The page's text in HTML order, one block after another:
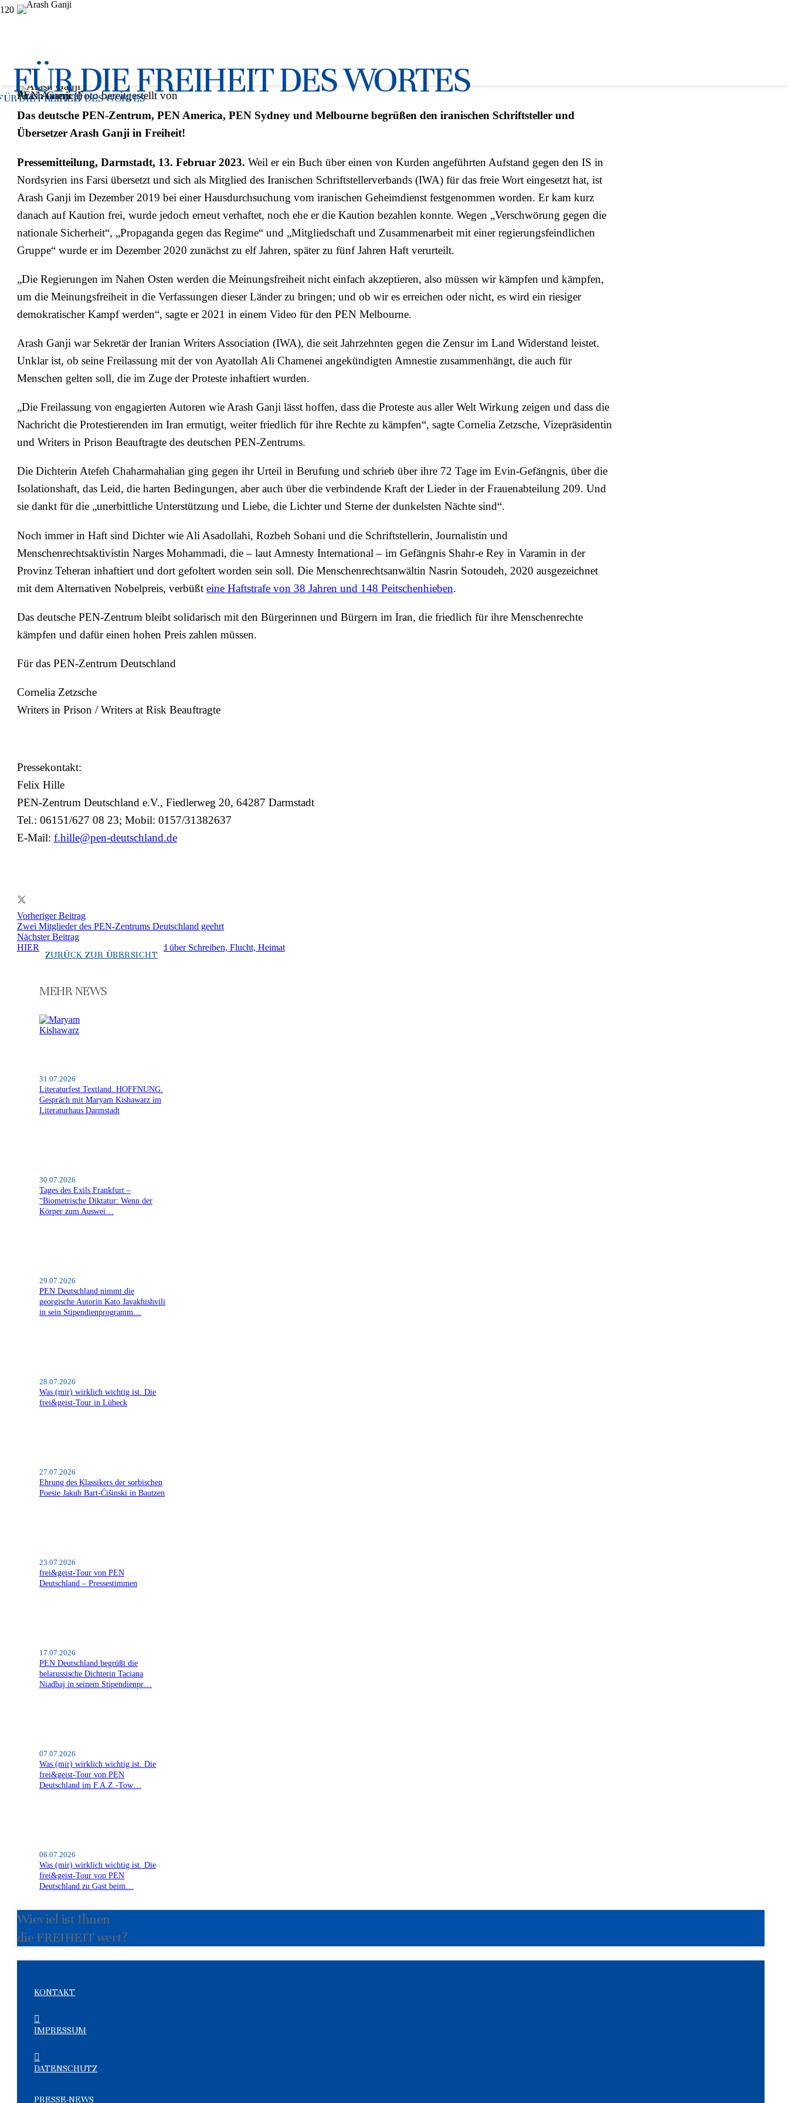
FÜR DIE FREIHEIT DES WORTES
DIE FREIHEIT DES WORTES
19.02.2023
Arash Ganji (Foto bereitgestellt von PEN America)
Das deutsche PEN-Zentrum, PEN America, PEN Sydney und Melbourne begrüßen den iranischen Schriftsteller und
Übersetzer Arash Ganji in Freiheit!
Pressemitteilung, Darmstadt, 13. Februar 2023. Weil er ein Buch über einen von Kurden angeführten Aufstand gegen den IS in
Nordsyrien ins Farsi übersetzt und sich als Mitglied des Iranischen Schriftstellerverbands (IWA) für das freie Wort eingesetzt hat, ist
Arash Ganji im Dezember 2019 bei einer Hausdurchsuchung vom iranischen Geheimdienst festgenommen worden. Er kam kurz
danach auf Kaution frei, wurde jedoch erneut verhaftet, noch ehe er die Kaution bezahlen konnte. Wegen „Verschwörung gegen die
nationale Sicherheit“, „Propaganda gegen das Regime“ und „Mitgliedschaft und Zusammenarbeit mit einer regierungsfeindlichen
Gruppe“ wurde er im Dezember 2020 zunächst zu elf Jahren, später zu fünf Jahren Haft verurteilt.
„Die Regierungen im Nahen Osten werden die Meinungsfreiheit nicht einfach akzeptieren, also müssen wir kämpfen und kämpfen,
um die Meinungsfreiheit in die Verfassungen dieser Länder zu bringen; und ob wir es erreichen oder nicht, es wird ein riesiger
demokratischer Kampf werden“, sagte er 2021 in einem Video für den PEN Melbourne.
Arash Ganji war Sekretär der Iranian Writers Association (IWA), die seit Jahrzehnten gegen die Zensur im Land Widerstand leistet.
Unklar ist, ob seine Freilassung mit der von Ayatollah Ali Chamenei angekündigten Amnestie zusammenhängt, die auch für
Menschen gelten soll, die im Zuge der Proteste inhaftiert wurden.
„Die Freilassung von engagierten Autoren wie Arash Ganji lässt hoffen, dass die Proteste aus aller Welt Wirkung zeigen und dass die
Nachricht die Protestierenden im Iran ermutigt, weiter friedlich für ihre Rechte zu kämpfen“, sagte Cornelia Zetzsche, Vizepräsidentin
und Writers in Prison Beauftragte des deutschen PEN-Zentrums.
Die Dichterin Atefeh Chaharmahalian ging gegen ihr Urteil in Berufung und schrieb über ihre 72 Tage im Evin-Gefängnis, über die
Isolationshaft, das Leid, die harten Bedingungen, aber auch über die verbindende Kraft der Lieder in der Frauenabteilung 209. Und
sie dankt für die „unerbittliche Unterstützung und Liebe, die Lichter und Sterne der dunkelsten Nächte sind“.
Noch immer in Haft sind Dichter wie Ali Asadollahi, Rozbeh Sohani und die Schriftstellerin, Journalistin und
Menschenrechtsaktivistin Narges Mohammadi, die – laut Amnesty International – im Gefängnis Shahr-e Rey in Varamin in der
Provinz Teheran inhaftiert und dort gefoltert worden sein soll. Die Menschenrechtsanwältin Nasrin Sotoudeh, 2020 ausgezeichnet
mit dem Alternativen Nobelpreis, verbüßt eine Haftstrafe von 38 Jahren und 148 Peitschenhieben.
Das deutsche PEN-Zentrum bleibt solidarisch mit den Bürgerinnen und Bürgern im Iran, die friedlich für ihre Menschenrechte
kämpfen und dafür einen hohen Preis zahlen müssen.
Für das PEN-Zentrum Deutschland
Cornelia Zetzsche
Writers in Prison / Writers at Risk Beauftragte
Pressekontakt:
Felix Hille
PEN-Zentrum Deutschland e.V., Fiedlerweg 20, 64287 Darmstadt
Tel.: 06151/627 08 23; Mobil: 0157/31382637
E-Mail: f.hille@pen-deutschland.de
Vorheriger Beitrag
Zwei Mitglieder des PEN-Zentrums Deutschland geehrt
Nächster Beitrag
HIER LEBEN. BLEIBEN – Ein Abend über Schreiben, Flucht, Heimat
ZURÜCK ZUR ÜBERSICHT
MEHR NEWS
31.07.2026
Literaturfest Textland. HOFFNUNG.
Gespräch mit Maryam Kishawarz im
Literaturhaus Darmstadt
30.07.2026
Tages des Exils Frankfurt –
“Biometrische Diktatur: Wenn der
Körper zum Auswei…
29.07.2026
PEN Deutschland nimmt die
georgische Autorin Kato Javakhishvili
in sein Stipendienprogramm…
28.07.2026
Was (mir) wirklich wichtig ist. Die
frei&geist-Tour in Lübeck
27.07.2026
Ehrung des Klassikers der sorbischen
Poesie Jakub Bart-Ćišinski in Bautzen
23.07.2026
frei&geist-Tour von PEN
Deutschland – Pressestimmen
17.07.2026
PEN Deutschland begrüßt die
belarussische Dichterin Taciana
Niadbaj in seinem Stipendienpr…
07.07.2026
Was (mir) wirklich wichtig ist. Die
frei&geist-Tour von PEN
Deutschland im F.A.Z.-Tow…
06.07.2026
Was (mir) wirklich wichtig ist. Die
frei&geist-Tour von PEN
Deutschland zu Gast beim…
Wieviel ist Ihnen
die FREIHEIT wert?
KONTAKT
IMPRESSUM
DATENSCHUTZ
PRESSE-NEWS